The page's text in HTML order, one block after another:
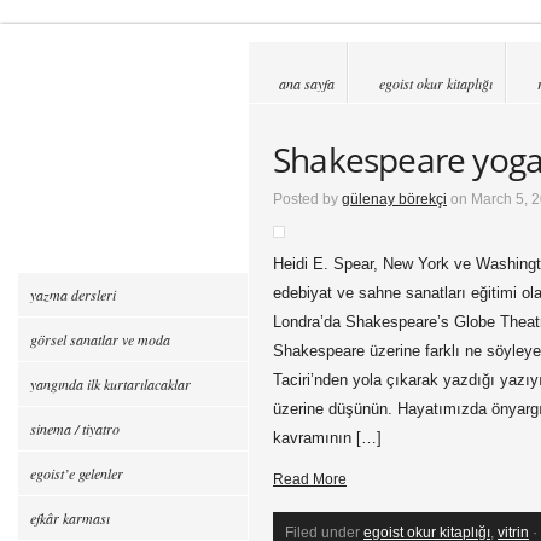
ana sayfa egoist okur kitaplığı
Shakespeare
Posted by gülenay börekçi on March 5,
Heidi E. Spear, New York ve
edebiyat ve sahne sanatları eğitimi
Londra’da Shakespeare’s Globe
Shakespeare üzerine farklı ne
Taciri’nden yola çıkarak yazdığı
üzerine düşünün. Hayatımızda
kavramının […]
Read More
Filed under egoist okur kitaplığı, vitrin
yazma dersleri
görsel sanatlar ve moda
yangında ilk kurtarılacaklar
sinema / tiyatro
egoist’e gelenler
efkâr karması